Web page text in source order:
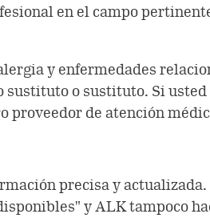
en el campo
y enfermedades
o sustituto. Si
proveedor de atención
precisa y
y ALK tampoco